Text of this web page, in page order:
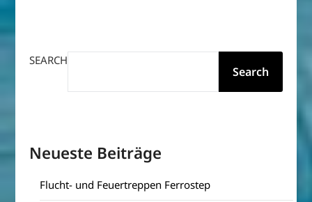
SEARCH
Search
Neueste Beiträge
Flucht- und Feuertreppen Ferrostep